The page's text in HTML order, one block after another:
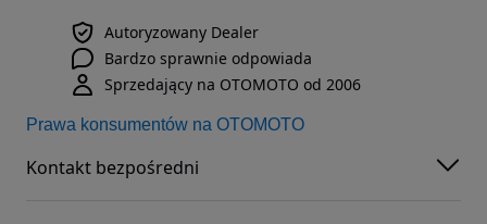
Autoryzowany Dealer
Bardzo sprawnie odpowiada
Sprzedający na OTOMOTO od 2006
Prawa konsumentów na OTOMOTO
Kontakt bezpośredni